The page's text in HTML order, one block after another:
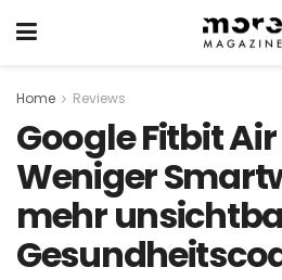
Home Reviews
Google Fitbit
Weniger
mehr